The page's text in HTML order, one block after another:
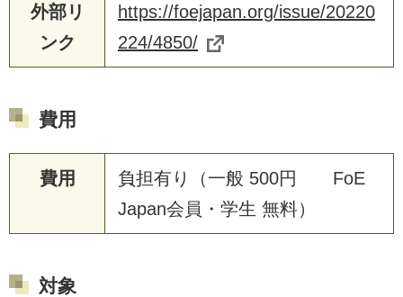
外部リ
ンク
https://foejapan.org/issue/20220
224/4850/
費用
費用
負担有り（一般 500円 FoE
Japan会員・学生 無料）
対象